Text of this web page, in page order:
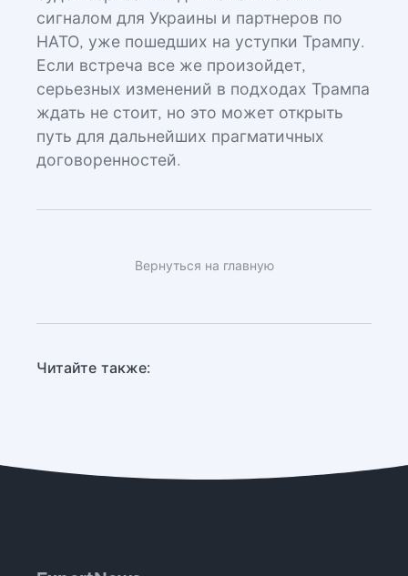
сигналом для Украины и партнеров по
НАТО, уже пошедших на уступки Трампу.
Если встреча все же произойдет,
серьезных изменений в подходах Трампа
ждать не стоит, но это может открыть
путь для дальнейших прагматичных
договоренностей.
Вернуться на главную
Читайте также: